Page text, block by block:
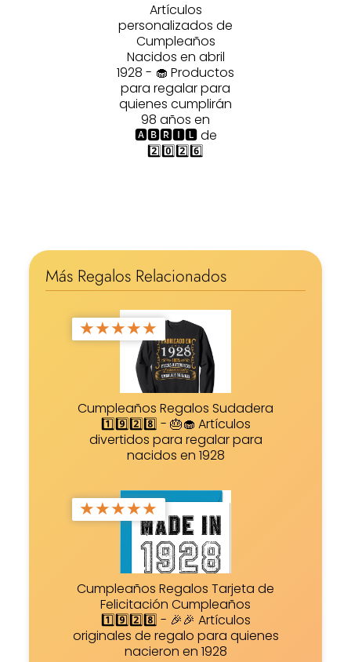
Artículos
personalizados de
Cumpleaños
Nacidos en abril
1928 - 🧁 Productos
para regalar para
quienes cumplirán
98 años en
🅰🅱🆁🅸🅻 de
2️⃣0️⃣2️⃣6️⃣
Más Regalos Relacionados
★★★★★
Cumpleaños Regalos Sudadera
1️⃣9️⃣2️⃣8️⃣ - 🎂🧁 Artículos
divertidos para regalar para
nacidos en 1928
★★★★★
Cumpleaños Regalos Tarjeta de
Felicitación Cumpleaños
1️⃣9️⃣2️⃣8️⃣ - 🎉🎉 Artículos
originales de regalo para quienes
nacieron en 1928